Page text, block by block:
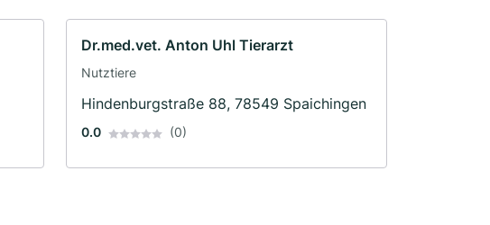
Dr.med.vet. Anton Uhl Tierarzt
Nutztiere
Hindenburgstraße 88, 78549 Spaichingen
0.0 (0)